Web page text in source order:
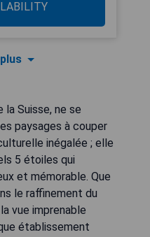
la Suisse, ne se
paysages à couper
inégalée ; elle
5 étoiles qui
et mémorable. Que
le raffinement du
vue imprenable
établissement